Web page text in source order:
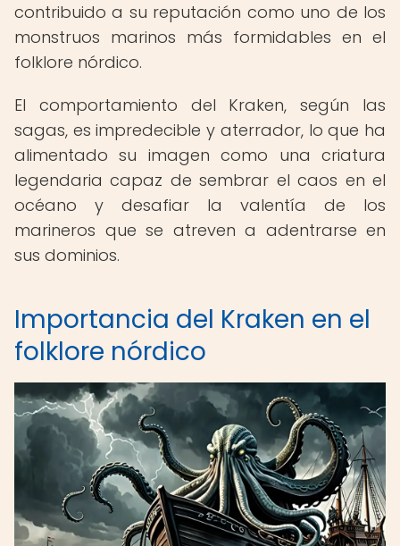
contribuido a su reputación como uno de los
monstruos marinos más formidables en el
folklore nórdico.
El comportamiento del Kraken, según las
sagas, es impredecible y aterrador, lo que ha
alimentado su imagen como una criatura
legendaria capaz de sembrar el caos en el
océano y desafiar la valentía de los
marineros que se atreven a adentrarse en
sus dominios.
Importancia del Kraken en el
folklore nórdico